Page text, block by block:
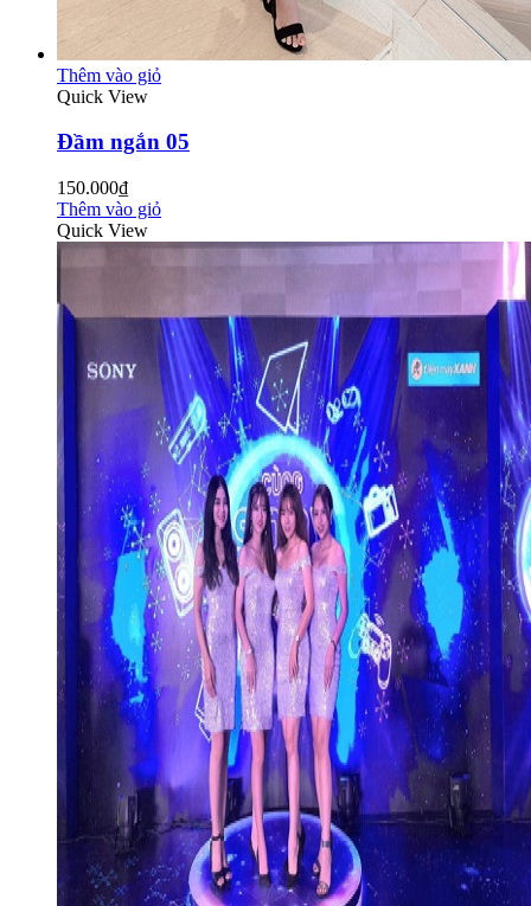
Thêm vào giỏ
Quick View
Đầm ngắn 05
150.000₫
Thêm vào giỏ
Quick View